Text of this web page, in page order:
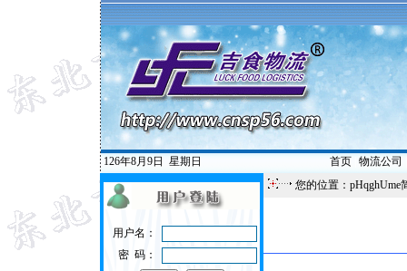
126年8月9日 星期日 首页| 物流公司
用户名：
密 码：
您的位置：pHqghUme